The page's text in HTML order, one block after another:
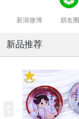
新浪微博 朋友圈
新品推荐